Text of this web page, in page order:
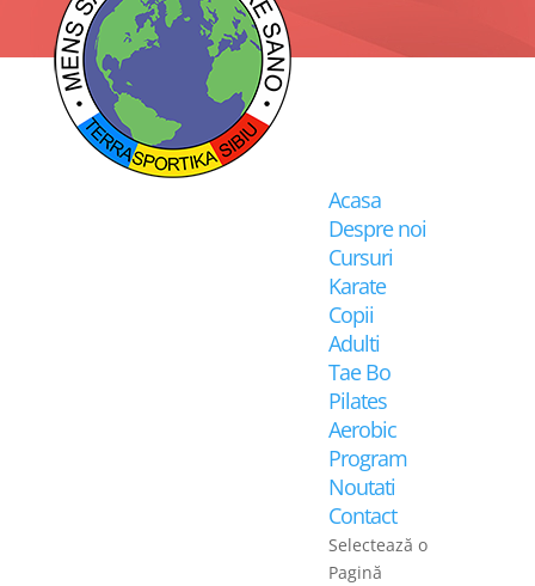
Acasa
Despre noi
Cursuri
Karate
Copii
Adulti
Tae Bo
Pilates
Aerobic
Program
Noutati
Contact
Selectează o
Pagină